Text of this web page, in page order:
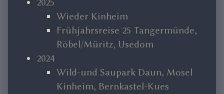
2025
Wieder Kinheim
Frühjahrsreise 25 Tangermünde,
Röbel/Müritz, Usedom
2024
Wild-und Saupark Daun, Mosel
Kinheim, Bernkastel-Kues